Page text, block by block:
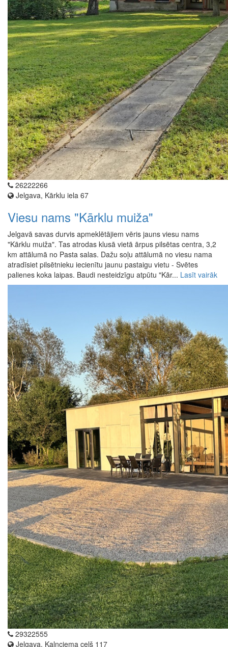
26222266
Jelgava, Kārklu iela 67
Viesu nams "Kārklu muiža"
Jelgavā savas durvis apmeklētājiem vēris jauns viesu nams
"Kārklu muiža". Tas atrodas klusā vietā ārpus pilsētas centra, 3,2
km attālumā no Pasta salas. Dažu soļu attālumā no viesu nama
atradīsiet pilsētnieku iecienītu jaunu pastaigu vietu - Svētes
palienes koka laipas. Baudi nesteidzīgu atpūtu "Kār... Lasīt vairāk
29322555
Jelgava, Kalnciema ceļš 117